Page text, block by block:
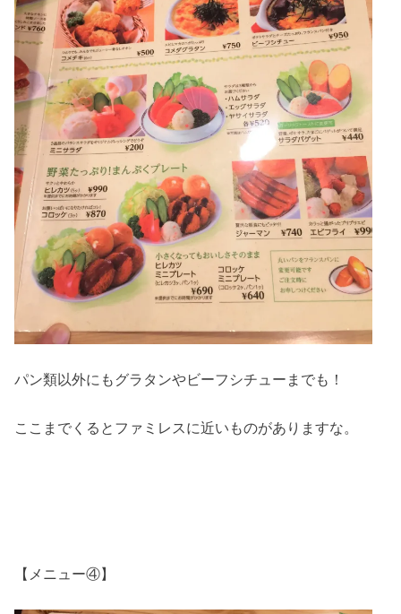
パン類以外にもグラタンやビーフシチューまでも！
ここまでくるとファミレスに近いものがありますな。
【メニュー④】